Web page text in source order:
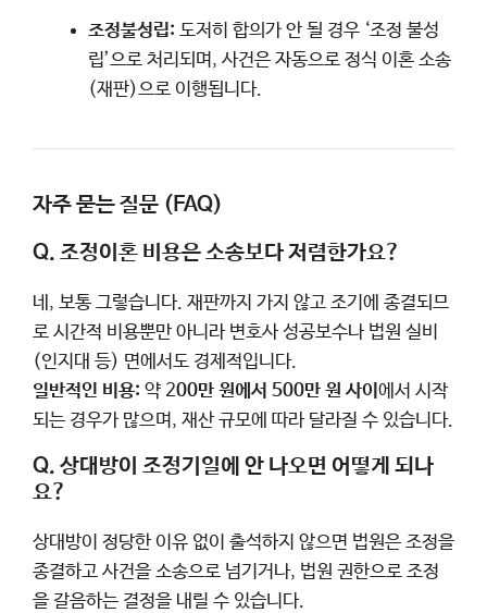
조정불성립: 도저히 합의가 안 될 경우 ‘조정 불성
립’으로 처리되며, 사건은 자동으로 정식 이혼 소송
(재판)으로 이행됩니다.
자주 묻는 질문 (FAQ)
Q. 조정이혼 비용은 소송보다 저렴한가요?
네, 보통 그렇습니다. 재판까지 가지 않고 조기에 종결되므
로 시간적 비용뿐만 아니라 변호사 성공보수나 법원 실비
(인지대 등) 면에서도 경제적입니다.
일반적인 비용: 약 200만 원에서 500만 원 사이 에서 시작
되는 경우가 많으며, 재산 규모에 따라 달라질 수 있습니다.
Q. 상대방이 조정기일에 안 나오면 어떻게 되나
요?
상대방이 정당한 이유 없이 출석하지 않으면 법원은 조정을
종결하고 사건을 소송으로 넘기거나, 법원 권한으로 조정
을 갈음하는 결정을 내릴 수 있습니다.